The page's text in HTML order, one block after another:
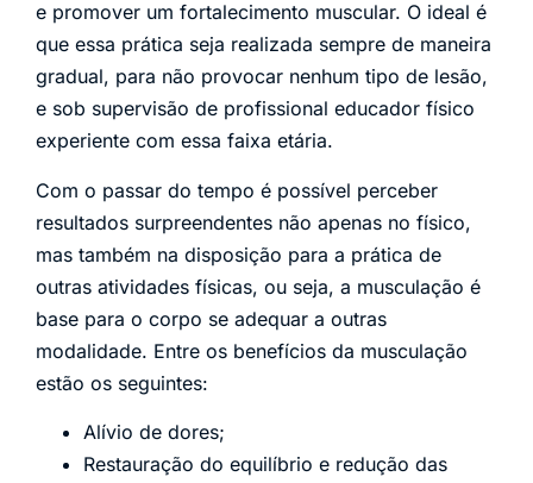
e promover um fortalecimento muscular. O ideal é
que essa prática seja realizada sempre de maneira
gradual, para não provocar nenhum tipo de lesão,
e sob supervisão de profissional educador físico
experiente com essa faixa etária.
Com o passar do tempo é possível perceber
resultados surpreendentes não apenas no físico,
mas também na disposição para a prática de
outras atividades físicas, ou seja, a musculação é
base para o corpo se adequar a outras
modalidade. Entre os benefícios da musculação
estão os seguintes:
Alívio de dores;
Restauração do equilíbrio e redução das